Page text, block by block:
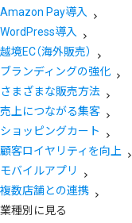
Amazon Pay導入
WordPress導入
越境EC（海外販売）
ブランディングの強化
さまざまな販売方法
売上につながる集客
ショッピングカート
顧客ロイヤリティを向上
モバイルアプリ
複数店舗との連携
業種別に見る